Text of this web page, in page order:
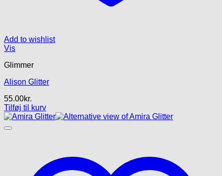
Add to wishlist
Vis
Glimmer
Alison Glitter
55.00kr.
Tilføj til kurv